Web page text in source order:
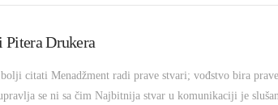
Pitera Drukera
citati Menadžment radi prave stvari; vođstvo bira
se ni sa čim Najbitnija stvar u komunikaciji je